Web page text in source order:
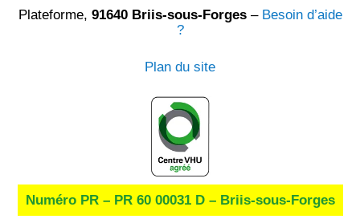
Plateforme, 91640 Briis-sous-Forges– Besoin d’aide
?
Plan du site
Numéro PR – PR 60 00031 D – Briis-sous-Forges